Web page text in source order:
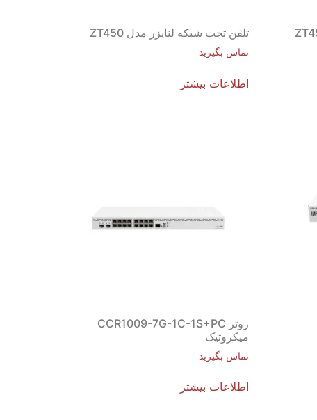
تلفن تحت شبکه لنایزر مدل ZT450
تماس بگیرید
اطلاعات بیشتر
روتر CCR1009-7G-1C-1S+PC
میکروتیک
تماس بگیرید
اطلاعات بیشتر